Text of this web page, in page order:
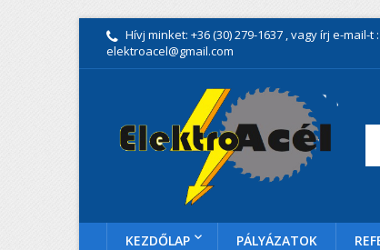
Hívj minket: +36 (30) 279-1637 , vagy írj e-mail-t :
elektroacel@gmail.com
KEZDŐLAP PÁLYÁZATOK